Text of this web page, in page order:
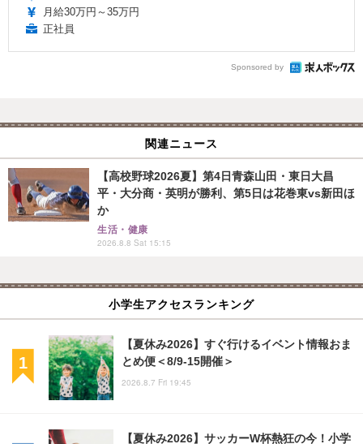
月給30万円～35万円
正社員
Sponsored by
関連ニュース
【高校野球2026夏】第4日青森山田・東日大昌
平・大分商・英明が勝利、第5日は花巻東vs新田ほ
か
生活・健康
2026.8.8 Sat 15:15
小学生アクセスランキング
【夏休み2026】すぐ行けるイベント情報おま
とめ便＜8/9-15開催＞
2026.8.7 Fri 19:45
【夏休み2026】サッカーW杯熱狂の今！小学